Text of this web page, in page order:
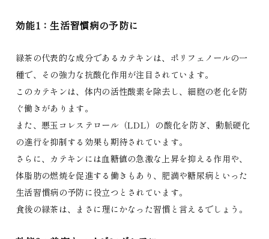
効能1：生活習慣病の予防に
緑茶の代表的な成分であるカテキンは、ポリフェノールの一
種で、その強力な抗酸化作用が注目されています。
このカテキンは、体内の活性酸素を除去し、細胞の老化を防
ぐ働きがあります。
また、悪玉コレステロール（LDL）の酸化を防ぎ、動脈硬化
の進行を抑制する効果も期待されています。
さらに、カテキンには血糖値の急激な上昇を抑える作用や、
体脂肪の燃焼を促進する働きもあり、肥満や糖尿病といった
生活習慣病の予防に役立つとされています。
食後の緑茶は、まさに理にかなった習慣と言えるでしょう。